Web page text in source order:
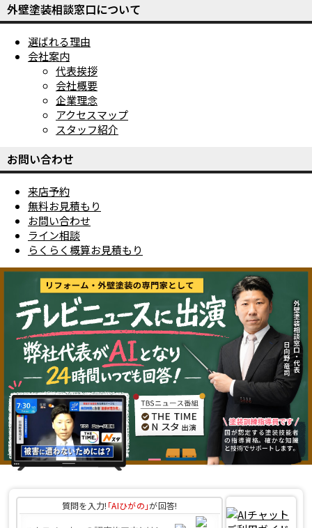
外壁塗装相談窓口について
選ばれる理由
会社案内
代表挨拶
会社概要
企業理念
アクセスマップ
スタッフ紹介
お問い合わせ
来店予約
無料お見積もり
お問い合わせ
ライン相談
らくらく概算お見積もり
質問を入力! ｢AIひがの｣が回答!